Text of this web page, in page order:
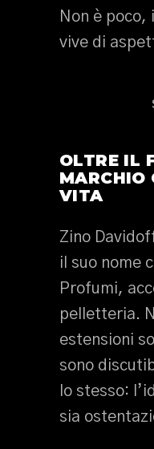
Non è poco,
vive di
OLTRE IL
MARCHIO
VITA
Zino
il suo nome
Profumi,
pelletteria.
estensioni
sono
lo stesso:
sia